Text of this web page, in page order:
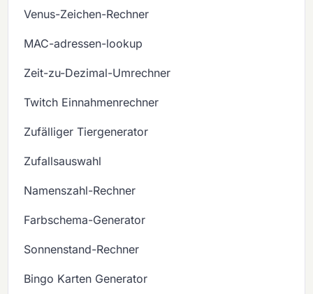
Venus-Zeichen-Rechner
MAC-adressen-lookup
Zeit-zu-Dezimal-Umrechner
Twitch Einnahmenrechner
Zufälliger Tiergenerator
Zufallsauswahl
Namenszahl-Rechner
Farbschema-Generator
Sonnenstand-Rechner
Bingo Karten Generator